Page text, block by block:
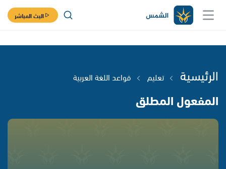
البث المباشر
الرئيسية تعليم قواعد اللغة العربية
المفعول المطلق